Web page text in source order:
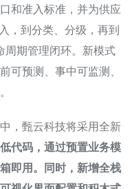
和准入标准，并为供应
，到分类、分级，再到
周期管理闭环。新模式
可预测、事中可监测、
，甄云科技将采用全新
代码，通过预置业务模
即用。同时，新增全栈